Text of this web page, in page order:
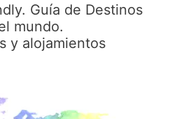
Guía de Destinos
mundo.
y alojamientos